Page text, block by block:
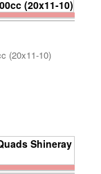
(20x11-10)